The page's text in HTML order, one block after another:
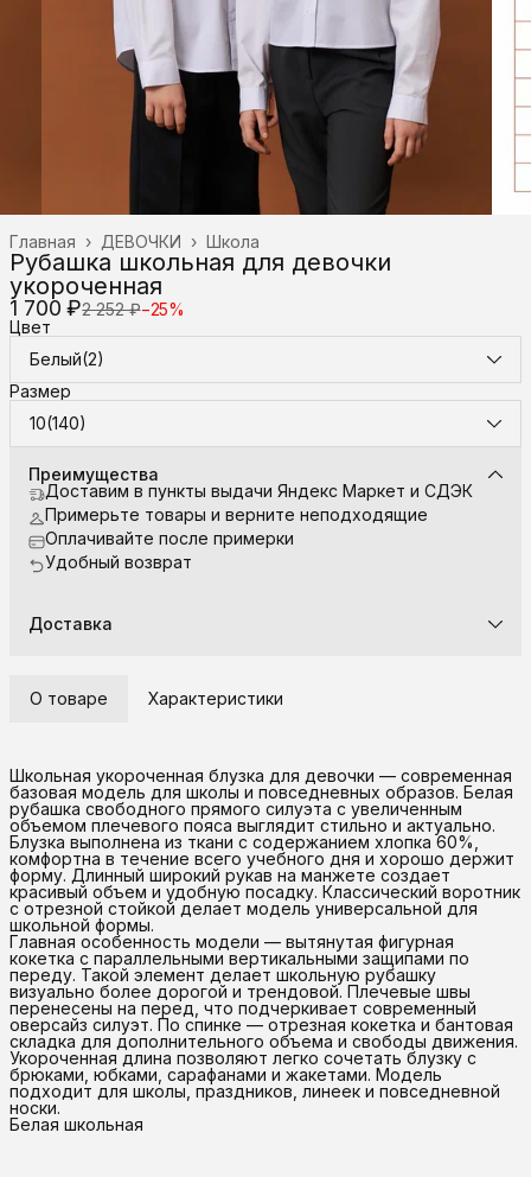
Школа
ДЕВОЧКИ ›
Главная ›
Рубашка школьная для девочки
укороченная
1 700 ₽2 252 ₽−25%
Цвет
Белый(2)
Размер
10(140)
Преимущества
Доставим в пункты выдачи Яндекс Маркет и СДЭК
Примерьте товары и верните неподходящие
Оплачивайте после примерки
Удобный возврат
Доставка
О товаре Характеристики
Школьная укороченная блузка для девочки — современная
базовая модель для школы и повседневных образов. Белая
рубашка свободного прямого силуэта с увеличенным
объемом плечевого пояса выглядит стильно и актуально.
Блузка выполнена из ткани с содержанием хлопка 60%,
комфортна в течение всего учебного дня и хорошо держит
форму. Длинный широкий рукав на манжете создает
красивый объем и удобную посадку. Классический воротник
с отрезной стойкой делает модель универсальной для
школьной формы.
Главная особенность модели — вытянутая фигурная
кокетка с параллельными вертикальными защипами по
переду. Такой элемент делает школьную рубашку
визуально более дорогой и трендовой. Плечевые швы
перенесены на перед, что подчеркивает современный
оверсайз силуэт. По спинке — отрезная кокетка и бантовая
складка для дополнительного объема и свободы движения.
Укороченная длина позволяют легко сочетать блузку с
брюками, юбками, сарафанами и жакетами. Модель
подходит для школы, праздников, линеек и повседневной
носки.
Белая школьная